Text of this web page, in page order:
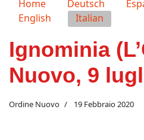
Seleziona la tua lingua
Home Deutsch
English
Italian
Ignominia
Nuovo, 9
Ordine Nuovo 19 Febbraio 2020